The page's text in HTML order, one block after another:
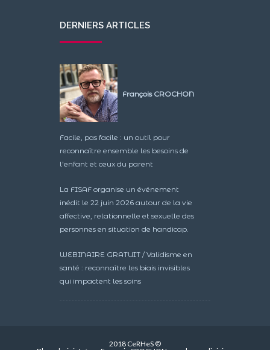
DERNIERS ARTICLES
François CROCHON
Facile, pas facile : un outil pour
reconnaître ensemble les besoins de
l’enfant et ceux du parent
La FISAF organise un événement
inédit le 22 juin 2026 autour de la vie
affective, relationnelle et sexuelle des
personnes en situation de handicap.
WEBINAIRE GRATUIT / Validisme en
santé : reconnaître les biais invisibles
qui impactent les soins
2018 CeRHeS ©